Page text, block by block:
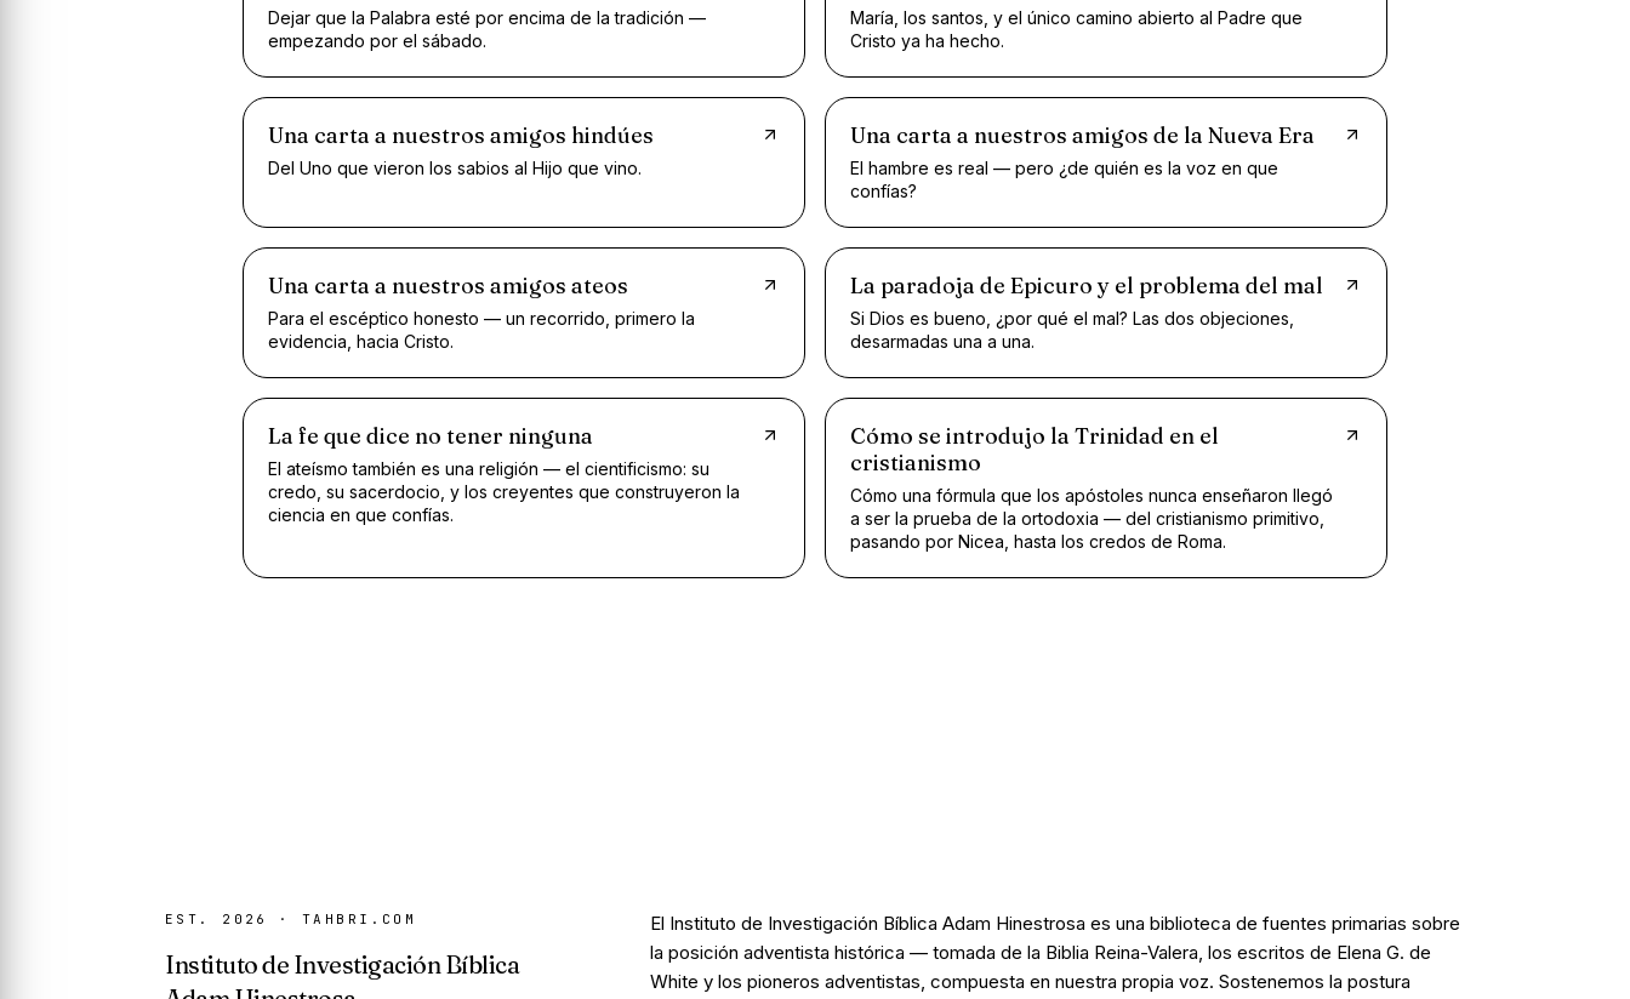
Dejar que la Palabra esté por encima de la tradición —
empezando por el sábado.
María, los santos, y el único camino abierto al Padre que
Cristo ya ha hecho.
Una carta a nuestros amigos hindúes
Del Uno que vieron los sabios al Hijo que vino.
Una carta a nuestros amigos de la Nueva Era
El hambre es real — pero ¿de quién es la voz en que
confías?
Una carta a nuestros amigos ateos
Para el escéptico honesto — un recorrido, primero la
evidencia, hacia Cristo.
La paradoja de Epicuro y el problema del mal
Si Dios es bueno, ¿por qué el mal? Las dos objeciones,
desarmadas una a una.
La fe que dice no tener ninguna
El ateísmo también es una religión — el cientificismo: su
credo, su sacerdocio, y los creyentes que construyeron la
ciencia en que confías.
Cómo se introdujo la Trinidad en el
cristianismo
Cómo una fórmula que los apóstoles nunca enseñaron llegó
a ser la prueba de la ortodoxia — del cristianismo primitivo,
pasando por Nicea, hasta los credos de Roma.
EST. 2026 · TAHBRI.COM
Instituto de Investigación Bíblica
El Instituto de Investigación Bíblica Adam Hinestrosa es una biblioteca de fuentes primarias sobre
la posición adventista histórica — tomada de la Biblia Reina-Valera, los escritos de Elena G. de
White y los pioneros adventistas, compuesta en nuestra propia voz. Sostenemos la postura